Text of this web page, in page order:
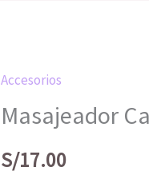
Accesorios
Masajeador
S/17.00
Masajeador
Capilar